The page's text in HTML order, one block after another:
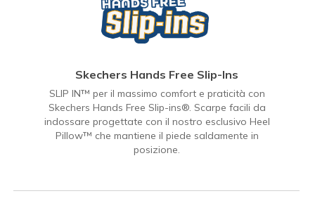
Skechers Hands Free Slip-Ins
SLIP IN™ per il massimo comfort e praticità con
Skechers Hands Free Slip-ins®. Scarpe facili da
indossare progettate con il nostro esclusivo Heel
Pillow™ che mantiene il piede saldamente in
posizione.